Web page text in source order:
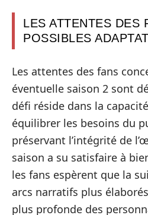
LES ATTENTES DES
POSSIBLES
Les attentes des fans
éventuelle saison 2 sont
défi réside dans la
équilibrer les besoins du
préservant l’intégrité de
saison a su satisfaire à
les fans espèrent que la
arcs narratifs plus
plus profonde des